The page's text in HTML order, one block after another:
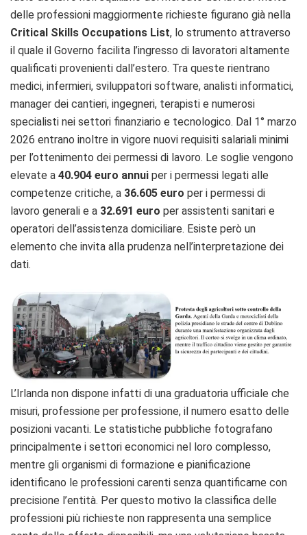
delle professioni maggiormente richieste figurano già nella
Critical Skills Occupations List, lo strumento attraverso
il quale il Governo facilita l’ingresso di lavoratori altamente
qualificati provenienti dall’estero. Tra queste rientrano
medici, infermieri, sviluppatori software, analisti informatici,
manager dei cantieri, ingegneri, terapisti e numerosi
specialisti nei settori finanziario e tecnologico. Dal 1° marzo
2026 entrano inoltre in vigore nuovi requisiti salariali minimi
per l’ottenimento dei permessi di lavoro. Le soglie vengono
elevate a 40.904 euro annui per i permessi legati alle
competenze critiche, a 36.605 euro per i permessi di
lavoro generali e a 32.691 euro per assistenti sanitari e
operatori dell’assistenza domiciliare. Esiste però un
elemento che invita alla prudenza nell’interpretazione dei
dati.
L’Irlanda non dispone infatti di una graduatoria ufficiale che
misuri, professione per professione, il numero esatto delle
posizioni vacanti. Le statistiche pubbliche fotografano
principalmente i settori economici nel loro complesso,
mentre gli organismi di formazione e pianificazione
identificano le professioni carenti senza quantificarne con
precisione l’entità. Per questo motivo la classifica delle
professioni più richieste non rappresenta una semplice